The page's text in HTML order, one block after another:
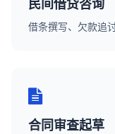
民间借贷咨询
借条撰写、欠款追
合同审查起草